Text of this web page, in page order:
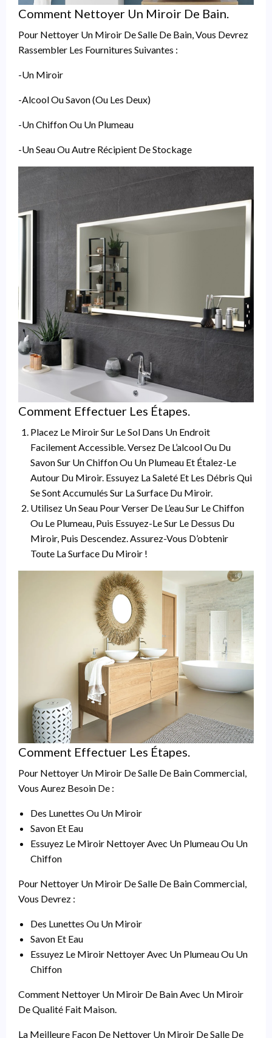
Comment Nettoyer Un Miroir De Bain.
Pour Nettoyer Un Miroir De Salle De Bain, Vous Devrez
Rassembler Les Fournitures Suivantes :
-Un Miroir
-Alcool Ou Savon (ou Les Deux)
-Un Chiffon Ou Un Plumeau
-Un Seau Ou Autre Récipient De Stockage
Comment Effectuer Les Étapes.
Placez Le Miroir Sur Le Sol Dans Un Endroit
Facilement Accessible. Versez De L’alcool Ou Du
Savon Sur Un Chiffon Ou Un Plumeau Et Étalez-Le
Autour Du Miroir. Essuyez La Saleté Et Les Débris Qui
Se Sont Accumulés Sur La Surface Du Miroir.
Utilisez Un Seau Pour Verser De L’eau Sur Le Chiffon
Ou Le Plumeau, Puis Essuyez-Le Sur Le Dessus Du
Miroir, Puis Descendez. Assurez-Vous D’obtenir
Toute La Surface Du Miroir !
Comment Effectuer Les Étapes.
Pour Nettoyer Un Miroir De Salle De Bain Commercial,
Vous Aurez Besoin De :
Des Lunettes Ou Un Miroir
Savon Et Eau
Essuyez Le Miroir Nettoyer Avec Un Plumeau Ou Un
Chiffon
Pour Nettoyer Un Miroir De Salle De Bain Commercial,
Vous Devrez :
Des Lunettes Ou Un Miroir
Savon Et Eau
Essuyez Le Miroir Nettoyer Avec Un Plumeau Ou Un
Chiffon
Comment Nettoyer Un Miroir De Bain Avec Un Miroir
De Qualité Fait Maison.
La Meilleure Façon De Nettoyer Un Miroir De Salle De